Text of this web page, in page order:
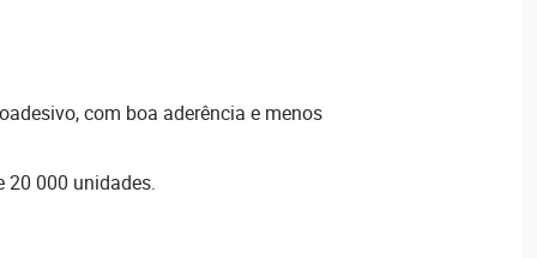
com boa aderência e menos
20 000 unidades.